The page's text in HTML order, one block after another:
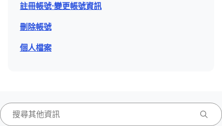
註冊帳號⋅變更帳號資訊
刪除帳號
個人檔案